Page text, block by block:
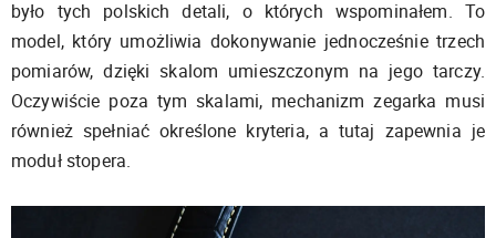
było tych polskich detali, o których wspominałem. To
model, który umożliwia dokonywanie jednocześnie trzech
pomiarów, dzięki skalom umieszczonym na jego tarczy.
Oczywiście poza tym skalami, mechanizm zegarka musi
również spełniać określone kryteria, a tutaj zapewnia je
moduł stopera.